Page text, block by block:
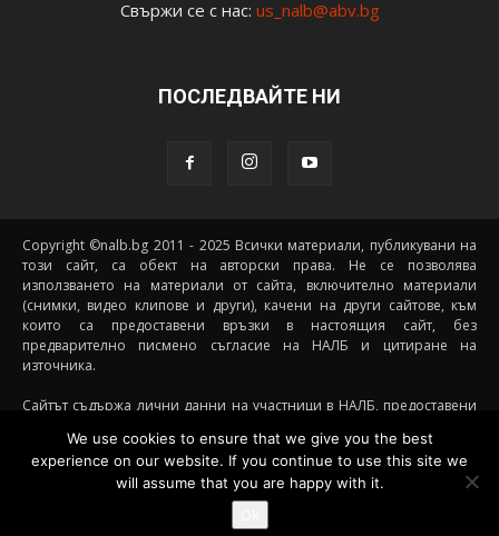
Свържи се с нас: us_nalb@abv.bg
ПОСЛЕДВАЙТЕ НИ
Copyright ©nalb.bg 2011 - 2025 Всички материали, публикувани на
този сайт, са обект на авторски права. Не се позволява
използването на материали от сайта, включително материали
(снимки, видео клипове и други), качени на други сайтове, към
които са предоставени връзки в настоящия сайт, без
предварително писмено съгласие на НАЛБ и цитиране на
източника.
Сайтът съдържа лични данни на участници в НАЛБ, предоставени
случай че става дума за непълнолетни участници) посредством
подписани декларации за участие, съгласявайки се данните им да
бъдат съхранявани и обработвани от НАЛБ. При желание от
страна на участник данните му да бъдат премахнати от сайта е
необходимо да се свърже с НАЛБ на посочения имейл за контакти.
We use cookies to ensure that we give you the best
experience on our website. If you continue to use this site we
will assume that you are happy with it.